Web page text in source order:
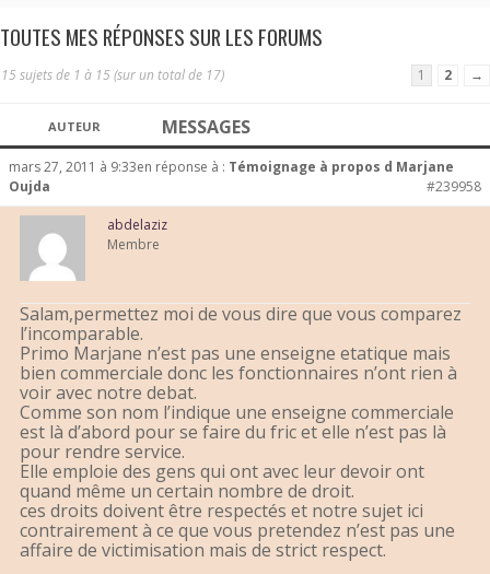
TOUTES MES RÉPONSES SUR LES FORUMS
15 sujets de 1 à 15 (sur un total de 17) 1 2 →
AUTEUR MESSAGES
mars 27, 2011 à 9:33en réponse à : Témoignage à propos d Marjane
Oujda
#239958
abdelaziz
Membre
Salam,permettez moi de vous dire que vous comparez
l’incomparable.
Primo Marjane n’est pas une enseigne etatique mais
bien commerciale donc les fonctionnaires n’ont rien à
voir avec notre debat.
Comme son nom l’indique une enseigne commerciale
est là d’abord pour se faire du fric et elle n’est pas là
pour rendre service.
Elle emploie des gens qui ont avec leur devoir ont
quand même un certain nombre de droit.
ces droits doivent être respectés et notre sujet ici
contrairement à ce que vous pretendez n’est pas une
affaire de victimisation mais de strict respect.